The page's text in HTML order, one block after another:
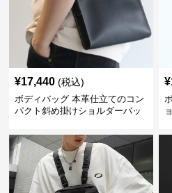
¥17,440 (税込)
ボディバッグ 本革仕立てのコン
パクト斜め掛けショルダーバッ
¥